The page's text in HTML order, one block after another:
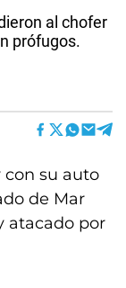
al chofer
prófugos.
su auto
de Mar
atacado por